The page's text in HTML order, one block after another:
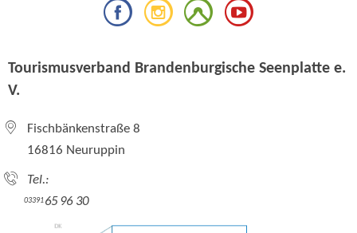
Tourismusverband Brandenburgische Seenplatte e.
V.
Fischbänkenstraße 8
16816 Neuruppin
Tel.:
0339165 96 30